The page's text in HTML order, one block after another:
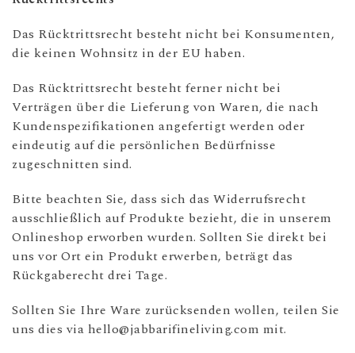
Das Rücktrittsrecht besteht nicht bei Konsumenten,
die keinen Wohnsitz in der EU haben.
Das Rücktrittsrecht besteht ferner nicht bei
Verträgen über die Lieferung von Waren, die nach
Kundenspezifikationen angefertigt werden oder
eindeutig auf die persönlichen Bedürfnisse
zugeschnitten sind.
Bitte beachten Sie, dass sich das Widerrufsrecht
ausschließlich auf Produkte bezieht, die in unserem
Onlineshop erworben wurden. Sollten Sie direkt bei
uns vor Ort ein Produkt erwerben, beträgt das
Rückgaberecht drei Tage.
Sollten Sie Ihre Ware zurücksenden wollen, teilen Sie
uns dies via hello@jabbarifineliving.com mit.